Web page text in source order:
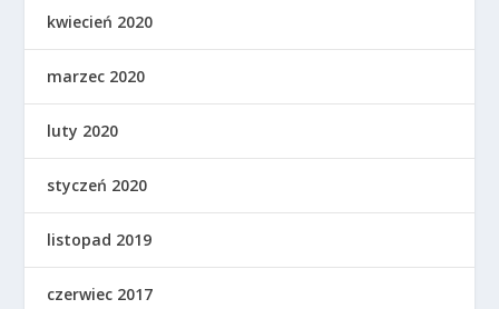
kwiecień 2020
marzec 2020
luty 2020
styczeń 2020
listopad 2019
czerwiec 2017